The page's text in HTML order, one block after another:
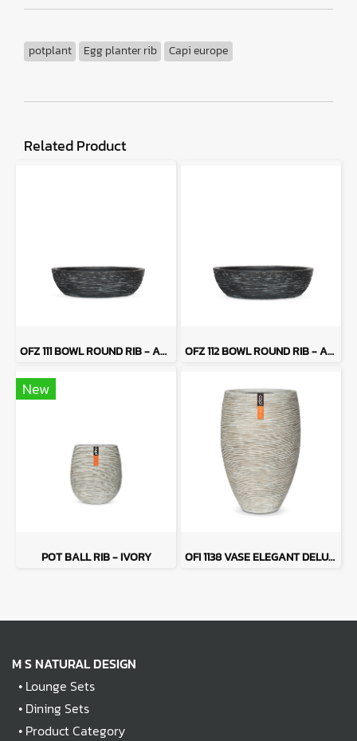
potplant Egg planter rib Capi europe
Related Product
OFZ 111 BOWL ROUND RIB - ANTHRACITE OFZ 112 BOWL ROUND RIB - ANTHARCITE
New
POT BALL RIB - IVORY OFI 1138 VASE ELEGANT DELUXE RIB - IVORY
M S NATURAL DESIGN
• Lounge Sets
• Dining Sets
• Product Category